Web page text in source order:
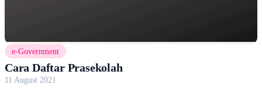
e-Government
Cara Daftar Prasekolah
11 August 2021